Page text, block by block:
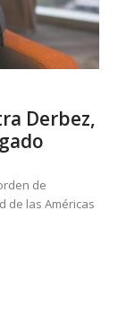
Derbez,
de
de las Américas